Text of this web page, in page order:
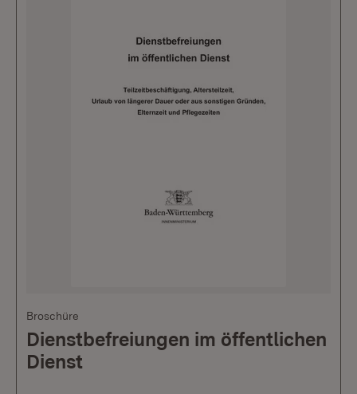
Broschüre
Dienstbefreiungen im öffentlichen
Dienst